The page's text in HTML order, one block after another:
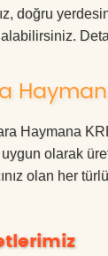
doğru
Haymana
olarak
olan her